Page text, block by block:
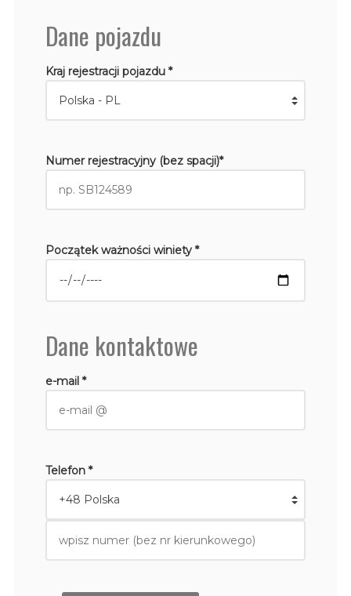
Dane pojazdu
Kraj rejestracji pojazdu *
Numer rejestracyjny (bez spacji)*
Początek ważności winiety *
Dane kontaktowe
e-mail *
Telefon *